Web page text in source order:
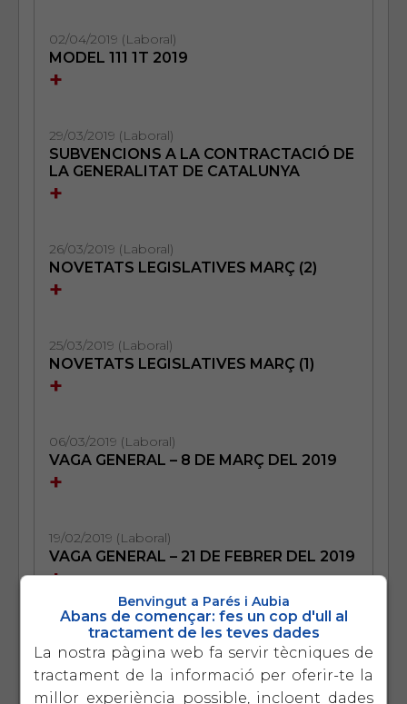
02/04/2019 (Laboral)
MODEL 111 1T 2019
+
29/03/2019 (Laboral)
SUBVENCIONS A LA CONTRACTACIÓ DE
LA GENERALITAT DE CATALUNYA
+
26/03/2019 (Laboral)
NOVETATS LEGISLATIVES MARÇ (2)
+
25/03/2019 (Laboral)
NOVETATS LEGISLATIVES MARÇ (1)
+
06/03/2019 (Laboral)
VAGA GENERAL – 8 DE MARÇ DEL 2019
+
19/02/2019 (Laboral)
VAGA GENERAL – 21 DE FEBRER DEL 2019
+
16/01/2019 (Laboral)
SOUS 2019, PENSIONS I NOVETATS
AUTONOMS
+
Benvingut a Parés i Aubia
Abans de començar: fes un cop d'ull al
tractament de les teves dades
La nostra pàgina web fa servir tècniques de
tractament de la informació per oferir-te la
millor experiència possible, incloent dades